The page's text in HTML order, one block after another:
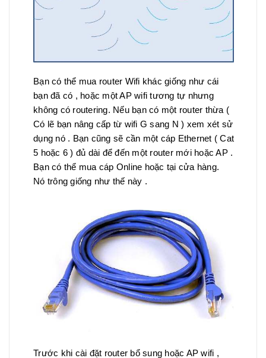
Bạn có thể mua router Wifi khác giống như cái
bạn đã có , hoặc một AP wifi tương tự nhưng
không có routering. Nếu bạn có một router thừa (
Có lẽ bạn nâng cấp từ wifi G sang N ) xem xét sử
dụng nó . Bạn cũng sẽ cần một cáp Ethernet ( Cat
5 hoặc 6 ) đủ dài để đến một router mới hoặc AP .
Bạn có thể mua cáp Online hoặc tại cửa hàng.
Nó trông giống như thế này .
Trước khi cài đặt router bổ sung hoặc AP wifi ,